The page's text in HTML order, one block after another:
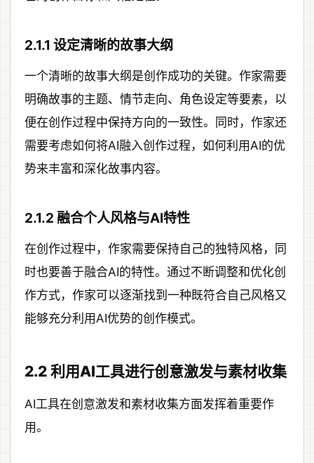
2.1.1 设定清晰的故事大纲
一个清晰的故事大纲是创作成功的关键。作家需要
明确故事的主题、情节走向、角色设定等要素，以
便在创作过程中保持方向的一致性。同时，作家还
需要考虑如何将AI融入创作过程，如何利用AI的优
势来丰富和深化故事内容。
2.1.2 融合个人风格与AI特性
在创作过程中，作家需要保持自己的独特风格，同
时也要善于融合AI的特性。通过不断调整和优化创
作方式，作家可以逐渐找到一种既符合自己风格又
能够充分利用AI优势的创作模式。
2.2 利用AI工具进行创意激发与素材收集
AI工具在创意激发和素材收集方面发挥着重要作
用。